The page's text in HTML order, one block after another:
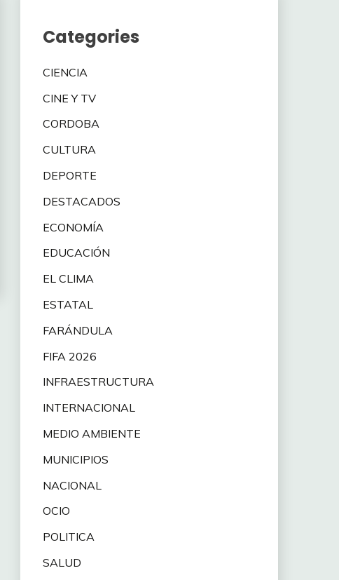
Categories
CIENCIA
CINE Y TV
CORDOBA
CULTURA
DEPORTE
DESTACADOS
ECONOMÍA
EDUCACIÓN
EL CLIMA
ESTATAL
FARÁNDULA
FIFA 2026
INFRAESTRUCTURA
INTERNACIONAL
MEDIO AMBIENTE
MUNICIPIOS
NACIONAL
OCIO
POLITICA
SALUD